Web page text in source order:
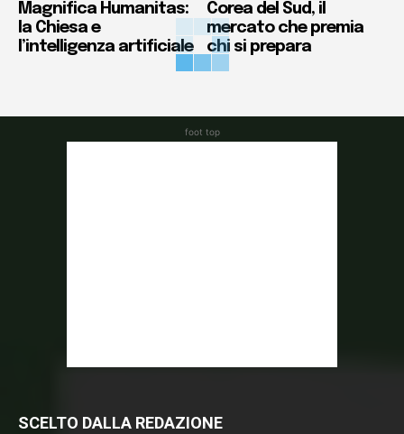
Magnifica Humanitas:
la Chiesa e
l’intelligenza artificiale
Corea del Sud, il
mercato che premia
chi si prepara
foot top
SCELTO DALLA REDAZIONE